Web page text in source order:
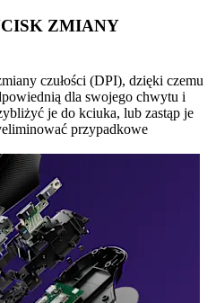
ZMIANY
czułości (DPI), dzięki czemu
dla swojego chwytu i
je do kciuka, lub zastąp je
przypadkowe